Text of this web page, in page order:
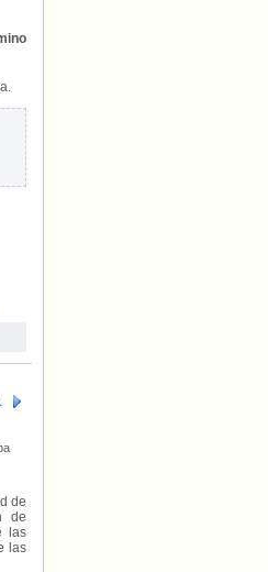
de
de
las
las